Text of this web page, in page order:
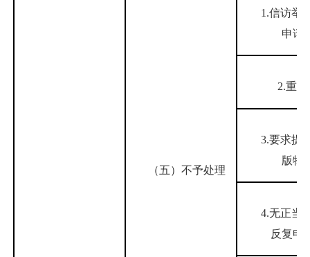
（五）不予处理
1.信访举报
申请
2.重复
3.要求提供
版物
4.无正当理
反复申